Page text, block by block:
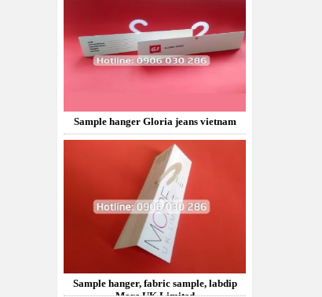
Sample hanger, fabric sample, labdip
More UK Limited
Móc nhựa treo mẫu vải Công ty in KTS
Hồng Thái